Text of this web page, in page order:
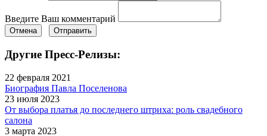
Введите Ваш комментарий
Отмена Отправить
Другие Пресс-Релизы:
22 февраля 2021
Биография Павла Поселенова
23 июля 2023
От выбора платья до последнего штриха: роль свадебного
салона
3 марта 2023